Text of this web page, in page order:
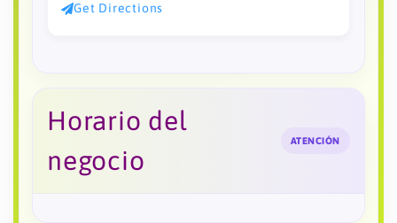
Get Directions
Horario del
negocio
ATENCIÓN